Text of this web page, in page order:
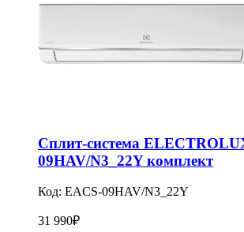
Сплит-система
09HAV/N3_22Y комплект
Код: EACS-09HAV/N3_22Y
31 990₽